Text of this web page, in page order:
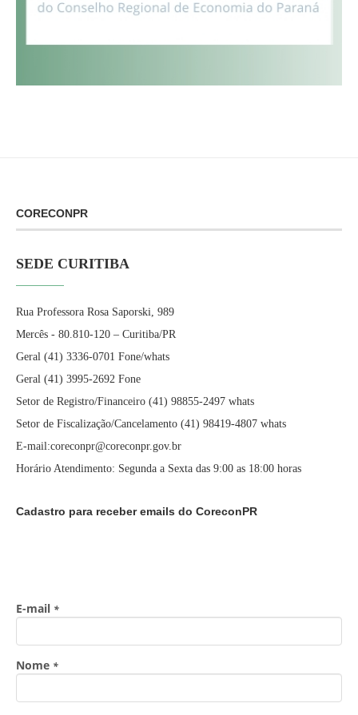
CORECONPR
SEDE CURITIBA
Rua Professora Rosa Saporski, 989
Mercês - 80.810-120 – Curitiba/PR
Geral (41) 3336-0701 Fone/whats
Geral (41) 3995-2692 Fone
Setor de Registro/Financeiro (41) 98855-2497 whats
Setor de Fiscalização/Cancelamento (41) 98419-4807 whats
E-mail:coreconpr@coreconpr.gov.br
Horário Atendimento: Segunda a Sexta das 9:00 as 18:00 horas
Cadastro para receber emails do CoreconPR